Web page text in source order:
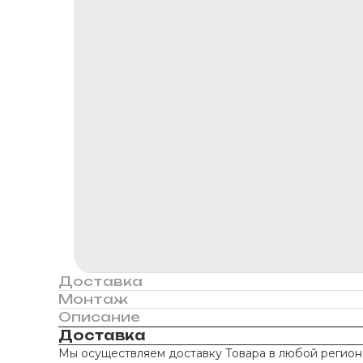
Доставка
Монтаж
Описание
Доставка
Мы осуществляем доставку Товара в любой